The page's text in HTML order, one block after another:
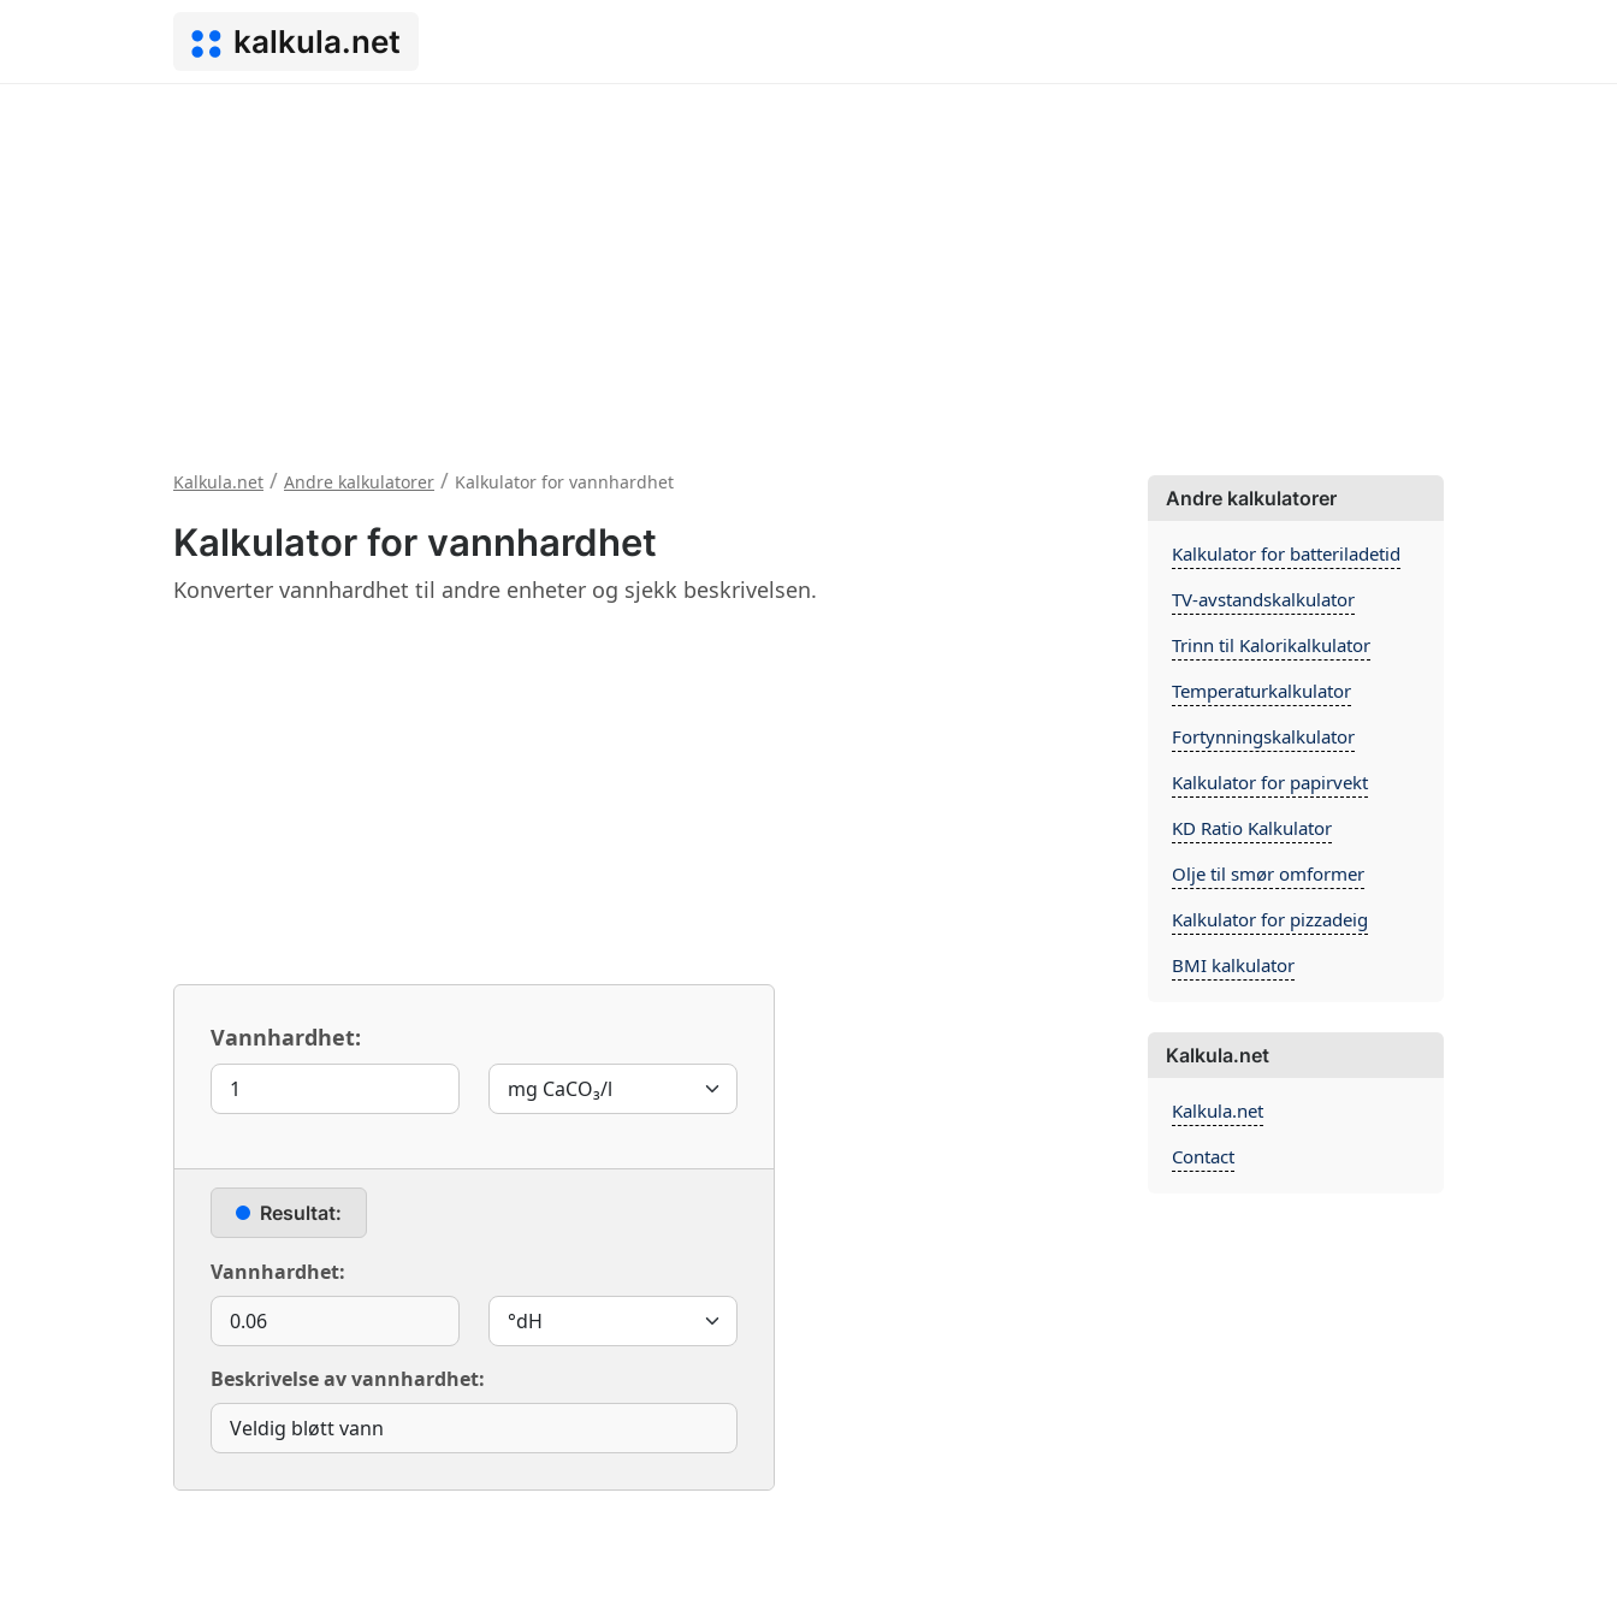
kalkula.net
Kalkula.net / Andre kalkulatorer / Kalkulator for vannhardhet
Kalkulator for vannhardhet
Konverter vannhardhet til andre enheter og sjekk beskrivelsen.
Vannhardhet:
Resultat:
Vannhardhet:
Beskrivelse av vannhardhet:
Andre kalkulatorer
Kalkulator for batteriladetid
TV-avstandskalkulator
Trinn til Kalorikalkulator
Temperaturkalkulator
Fortynningskalkulator
Kalkulator for papirvekt
KD Ratio Kalkulator
Olje til smør omformer
Kalkulator for pizzadeig
BMI kalkulator
Kalkula.net
Kalkula.net
Contact